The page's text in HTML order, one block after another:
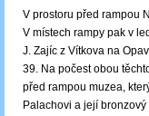
V prostoru před rampou
V místech rampy pak v
J. Zajíc z Vítkova na
39. Na počest obou
před rampou muzea,
Palachovi a její